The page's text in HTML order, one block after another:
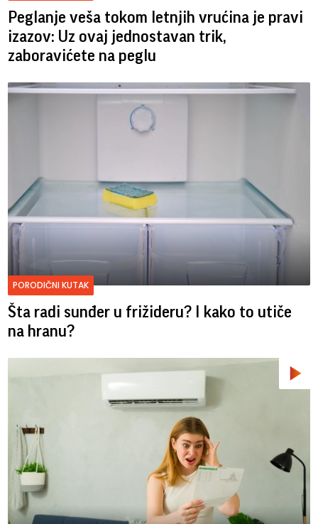
Peglanje veša tokom letnjih vrućina je pravi
izazov: Uz ovaj jednostavan trik,
zaboravićete na peglu
PORODIČNI KUTAK
Šta radi sunđer u frižideru? I kako to utiče
na hranu?